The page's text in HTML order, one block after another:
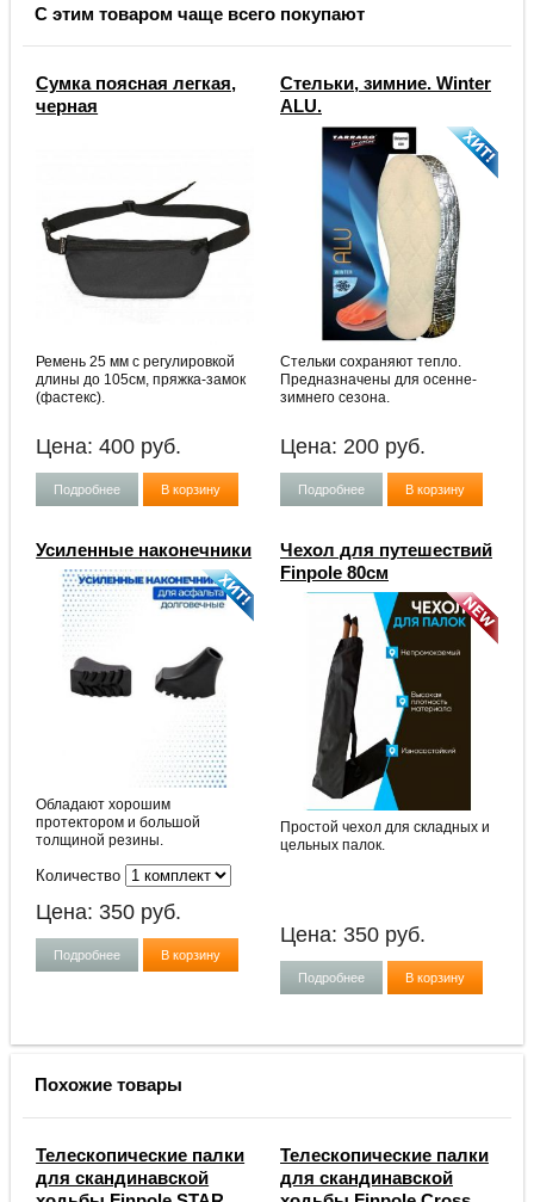
С этим товаром чаще всего покупают
Сумка поясная легкая,
черная
Ремень 25 мм с регулировкой
длины до 105см, пряжка-замок
(фастекс).
Цена:400 руб.
Подробнее В корзину
Стельки, зимние. Winter
ALU.
Стельки сохраняют тепло.
Предназначены для осенне-
зимнего сезона.
Цена: 200 руб.
Подробнее В корзину
Усиленные наконечники
Обладают хорошим
протектором и большой
толщиной резины.
Количество
Цена: 350 руб.
Подробнее В корзину
Чехол для путешествий
Finpole 80см
Простой чехол для складных и
цельных палок.
Цена: 350 руб.
Подробнее В корзину
Похожие товары
Телескопические палки
для скандинавской
Телескопические палки
для скандинавской